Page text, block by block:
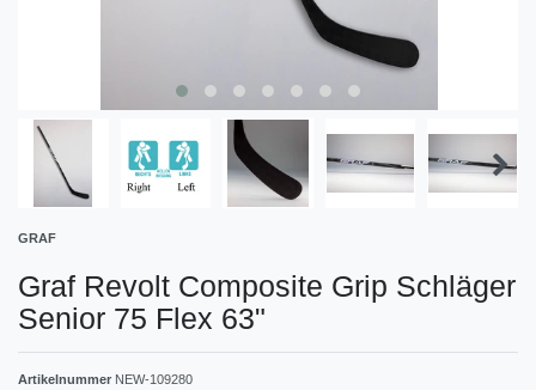
GRAF
Graf Revolt Composite Grip Schläger
Senior 75 Flex 63"
Artikelnummer NEW-109280